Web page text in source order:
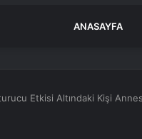
ANASAYFA
Etkisi Altındaki Kişi